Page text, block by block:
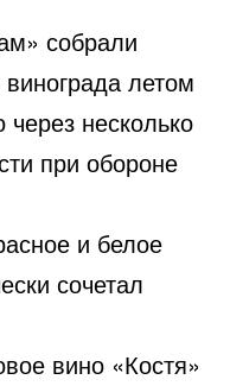
собрали
летом
несколько
при обороне
и белое
сочетал
вино «Костя»